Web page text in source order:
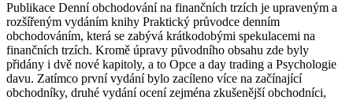
Publikace Denní obchodování na finančních trzích je upraveným a
rozšířeným vydáním knihy Praktický průvodce denním
obchodováním, která se zabývá krátkodobými spekulacemi na
finančních trzích. Kromě úpravy původního obsahu zde byly
přidány i dvě nové kapitoly, a to Opce a day trading a Psychologie
davu. Zatímco první vydání bylo zacíleno více na začínající
obchodníky, druhé vydání ocení zejména zkušenější obchodníci,